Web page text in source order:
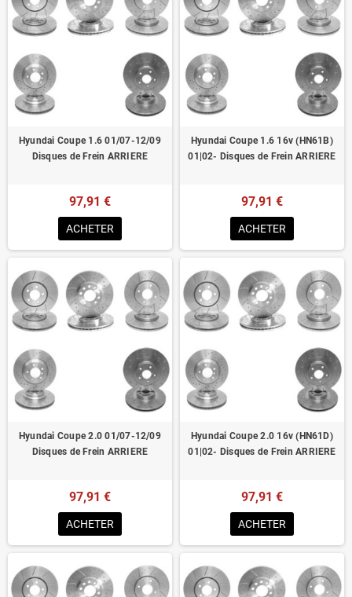
Installation en lieu et place.
Homologué pour le contrôle technique
Hyundai Coupe 1.6 01/07-12/09
Disques de Frein ARRIERE
97,91 €
ACHETER
Hyundai Coupe 1.6 16v (HN61B)
01|02- Disques de Frein ARRIERE
97,91 €
ACHETER
Hyundai Coupe 2.0 01/07-12/09
Disques de Frein ARRIERE
97,91 €
ACHETER
Hyundai Coupe 2.0 16v (HN61D)
01|02- Disques de Frein ARRIERE
97,91 €
ACHETER